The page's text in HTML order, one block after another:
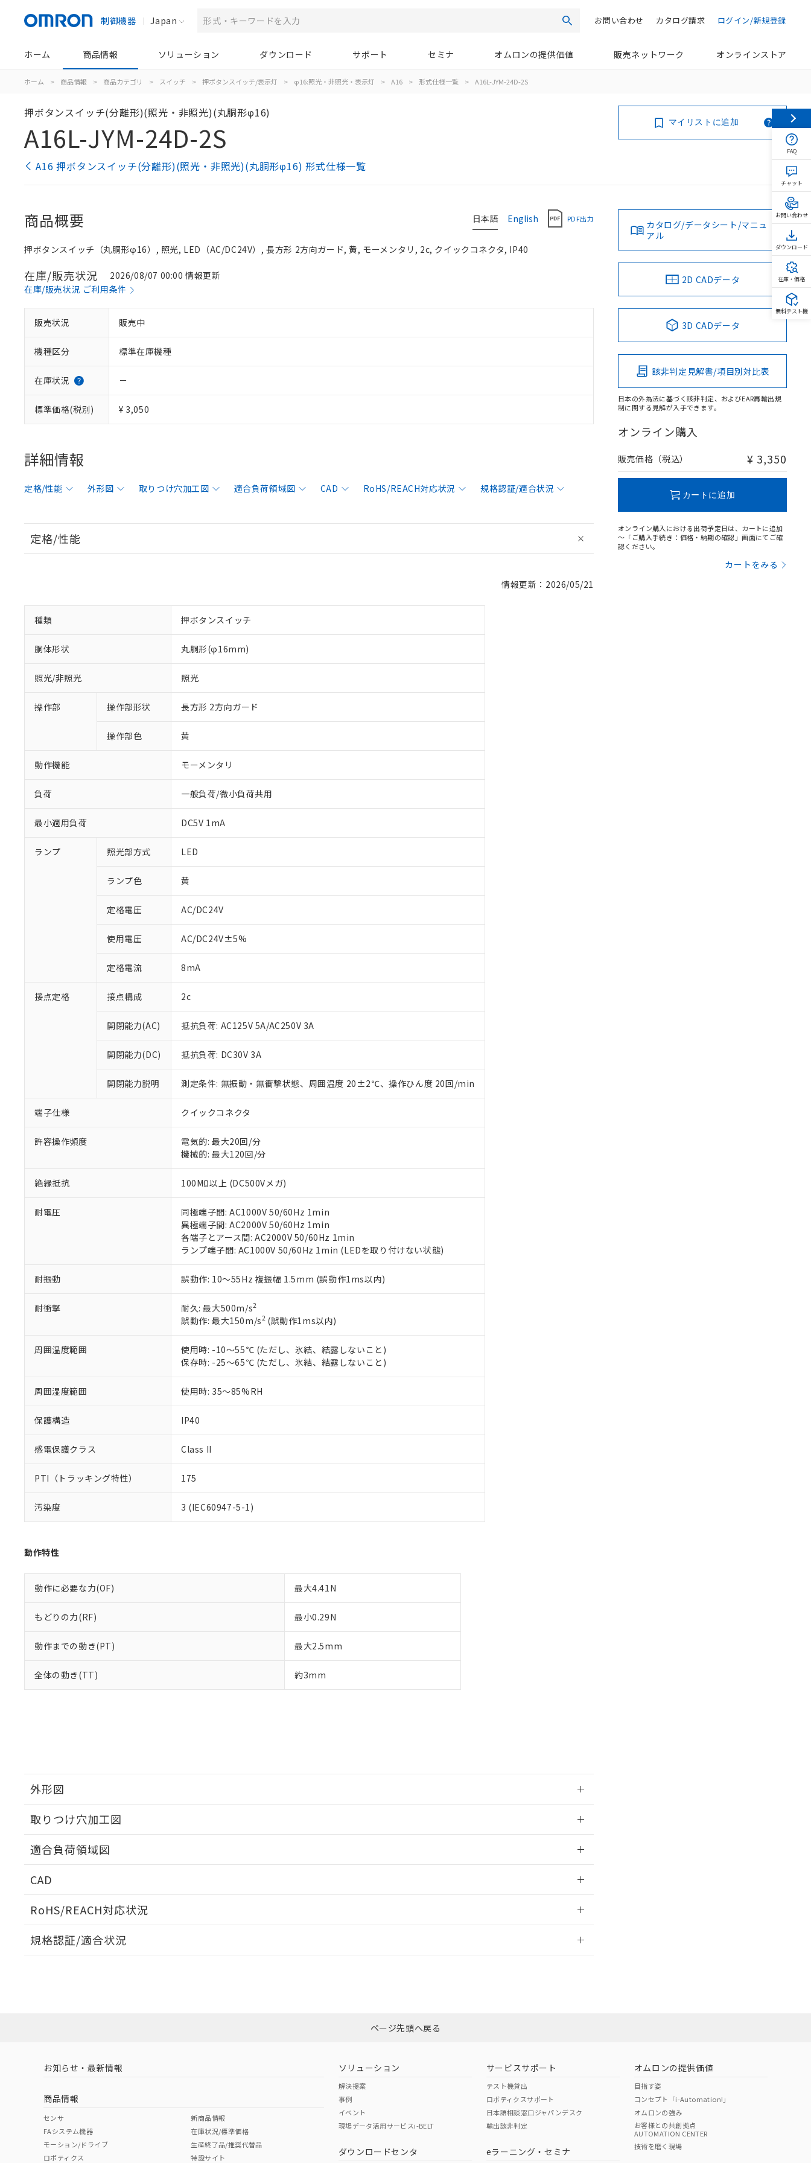
制御機器 Japan 検索 ログイン/新規登録
カタログ請求
お問い合わせ
ホーム 商品情報 ソリューション ダウンロード サポート セミナ オムロンの提供価値 販売ネットワーク オンラインストア
ホーム > 商品情報 > 商品カテゴリ > スイッチ > 押ボタンスイッチ/表示灯 > φ16:照光・非照光・表示灯 > A16 > 形式仕様一覧 > A16L-JYM-24D-2S
押ボタンスイッチ(分離形)(照光・非照光)(丸胴形φ16)
A16L-JYM-24D-2S
A16 押ボタンスイッチ(分離形)(照光・非照光)(丸胴形φ16) 形式仕様一覧
マイリストに追加
日本語 English PDF出力
商品概要
押ボタンスイッチ（丸胴形φ16）, 照光, LED（AC/DC24V）, 長方形 2方向ガード, 黄, モーメンタリ, 2c, クイックコネクタ, IP40
在庫/販売状況
2026/08/07 00:00 情報更新
在庫/販売状況 ご利用条件
販売状況 販売中
機種区分 標準在庫機種
在庫状況 －
標準価格(税別) ¥ 3,050
詳細情報
定格/性能 外形図 取りつけ穴加工図 適合負荷領域図 CAD RoHS/REACH対応状況 規格認証/適合状況
定格/性能
情報更新：2026/05/21
種類 押ボタンスイッチ
胴体形状 丸胴形(φ16mm)
照光/非照光 照光
操作部 操作部形状 長方形 2方向ガード
操作部色 黄
動作機能 モーメンタリ
負荷 一般負荷/微小負荷共用
最小適用負荷 DC5V 1mA
ランプ 照光部方式 LED
ランプ色 黄
定格電圧 AC/DC24V
使用電圧 AC/DC24V±5%
定格電流 8mA
接点定格 接点構成 2c
開閉能力(AC) 抵抗負荷: AC125V 5A/AC250V 3A
開閉能力(DC) 抵抗負荷: DC30V 3A
開閉能力説明 測定条件: 無振動・無衝撃状態、周囲温度 20±2℃、操作ひん度 20回/min
端子仕様 クイックコネクタ
許容操作頻度
電気的: 最大20回/分
機械的: 最大120回/分
絶縁抵抗 100MΩ以上 (DC500Vメガ)
耐電圧
同極端子間: AC1000V 50/60Hz 1min
異極端子間: AC2000V 50/60Hz 1min
各端子とアース間: AC2000V 50/60Hz 1min
ランプ端子間: AC1000V 50/60Hz 1min (LEDを取り付けない状態)
耐振動 誤動作: 10～55Hz 複振幅 1.5mm (誤動作1ms以内)
耐衝撃 耐久: 最大500m/s2
誤動作: 最大150m/s2(誤動作1ms以内)
周囲温度範囲
使用時: -10～55℃ (ただし、氷結、結露しないこと)
保存時: -25～65℃ (ただし、氷結、結露しないこと)
周囲湿度範囲 使用時: 35～85%RH
保護構造 IP40
感電保護クラス Class II
PTI（トラッキング特性） 175
汚染度 3 (IEC60947-5-1)
動作特性
動作に必要な力(OF) 最大4.41N
もどりの力(RF) 最小0.29N
動作までの動き(PT) 最大2.5mm
全体の動き(TT) 約3mm
外形図
取りつけ穴加工図
適合負荷領域図
CAD
RoHS/REACH対応状況
EU RoHS 注意事項・凡例
ダウンロードはこちら
中国 RoHS 注意事項・凡例
中国 RoHS表
Pb Hg Cr(VI)
規格認証/適合状況
（イギリス
（ノルウェー
（日本
（アメリカ
この製品の規格認証/適合状況ページへ
カタログ/データシート/マニュ
アル
2D CADデータ
3D CADデータ
該非判定見解書/項目別対比表
日本の外為法に基づく該非判定、およびEAR再輸出規
制に関する見解が入手できます。
オンライン購入
販売価格（税込） ¥ 3,350
カートに追加
オンライン購入における出荷予定日は、カートに追加
～「ご購入手続き：価格・納期の確認」画面にてご確
認ください。
カートをみる
ご利用条件
本サービスは、当社制御機器事業取扱商品の当社在庫状況および標準価格(税抜)を提供させていただ
くものです。
当社制御機器事業取扱商品の中には、本サービスの対象外となる商品もあることをご了承ください。
のであり、閲覧された時点での実際の在庫および標準価格とは異なる場合があることをご了承くださ
い。
正式な納期状況および標準価格はお客様のお取引先、またはお客様担当のオムロン制御機器販売店・
当社販売員にご相談ください。
オムロン制御機器販売店や当社販売拠点は「
在庫状況および標準価格結果を当社の事前の承諾なく第三者に漏洩または開示しないようお願いしま
す。
マイパーツ機能（部品リスト作成サービス）をご利用いただくには、I-Webメンバーズにご登録され
ている必要があります。
お客様が当ウェブサイト上で当社にご登録された部品リストについて、当社および当社の共同利用者
が、当社の製品・サービスに関するお客様との取引・商談に必要な範囲で利用することをご了承くだ
さい。
※当社の共同利用者とは、 "個人情報の共同利用に関して"
対応済み：EU RoHS指令（10物質）の非含有に対応した製品が提供可能な商品です。
対応予定：EU RoHS指令（10物質）の非含有に対応した製品に切り替える予定のある商品です。
対応予定なし：EU RoHS指令（10物質）の非含有に非対応の商品で、対応品を出す予定はありません。
調査・確認中：EU RoHS指令（10物質）の非含有の対応状況を調査中または確認中の商品です。
仕入先様の事情により、非含有部品としていたものが、含有品と判明した場合などやむを得ず変更すること
があります。
*EU RoHS指令（10物質）：
六価クロム(Cr(Ⅵ)) 1000ppm以下、ポリ臭化ビフェニル類(PBB) 1000ppm以下、ポリ臭化ジフェニルエーテル類(PBDE) 1000ppm以下、
フタル酸ビス(2-エチルヘキシル) (DEHP)(別名：DOP) 1000ppm以下、フタル酸ブチルベンジル（BBP） 1000ppm以下、フタル酸ジブチ
ル（DBP） 1000ppm以下、フタル酸ジイソブチル (DIBP) 1000ppm以下
但し、RoHS指令で産業用監視および制御機器に対する適用除外項目は除く。
フタル酸エステル類の４物質については閾値を超える意図的な使用がないことを確認しています。
※2 対応予定月
部品在庫の切り替え状況などにより、予定月が前後することがあります。
※3 非含有証明書ダウンロード
下記の非含有証明書をダウンロードすることができます。
51物質の非含有証明書（当社基準）
※本証明書は発行日時点で非含有を証明するもので、過去に遡って非含有を証明するものではありません。
また、RoHS指令のフタル酸エステル類４物質の対応では、対応完了までの期間は出荷製品に未対応品が
混在することから備考欄に対応日を記載しておりました。
既に当社にて対応品への在庫切替を完了していることから、特段のことがない限り、2022年1月12日よ
り割愛しております。
※1 中国RoHS○×表
「○」：最大均質材料含有率が中国RoHSの基準値以下であることを示します。
*中国RoHS10物質の基準値 (GB/T26572)：
Pb(鉛) :1000ppm、 Hg(水銀) : 1000ppm、 Cd(カドミウム) : 100ppm、
Cr(Ⅵ)(六価クロム) : 1000ppm、 PBBs(ポリ臭化ビフェニル類) : 1000ppm、 PBDEs(ポリ臭化ジフェニルエーテル類) : 1000ppm、
DBP(フタル酸ジブチル) : 1000ppm、 DIBP(フタル酸ジイソブチル) : 1000ppm、 BBP(フタル酸ブチルベンジル) : 1000ppm、
DEHP(フタル酸ビス(2-エチルヘキシル)) : 1000ppm
※2 環境保護使用期限
「ｅ」：有害物質（10物質）のすべてが基準値以下であることを示します。
「10」：通常の使用状況下において有害物質が外部に漏えいし、環境に深刻な影響を及ぼさない年数を意
味します。
「－」：未確認です。当社販売部門へお問い合わせください。
当社は、これら貴社製品のうち、外国為替および外国貿易法に定める商品（以下｢規制貨物等」とい
う）を輸出または国外への提供する場合は、日本国政府の輸出許可(または役務取引許可)を取得する
などの必要な手続きをとります。
ます。
当社は貴社製品を、核兵器、ミサイル、化学兵器、生物兵器またはその他武器並びにこれらの製造装
当社は、貴社製品を第三者に販売する場合は、上記1、2および3の内容を当該第三者に通知します。
また当社は、販売先および販売に係わる関係者が違法に輸出するおそれがある場合は、取り引きをい
たしません。
記
号
説明
○ 一定数以上の在庫あり
△ 一定数には満たないが在庫あり
－
在庫なし(最新の在庫状況については、お客様のお取引先、またはお客様担当のオムロン制御
機器販売店・当社販売員にご確認ください)
空
受注生産機種、また在庫状況の情報を公開していない機種
ページ先頭へ戻る
お知らせ・最新情報
商品情報
センサ
FAシステム機器
モーション/ドライブ
ロボティクス
新商品情報
在庫状況/標準価格
生産終了品/推奨代替品
特設サイト
ソリューション
解決提案
事例
イベント
現場データ活用サービスi-BELT
ダウンロードセンタ
サービスサポート
テスト機貸出
ロボティクスサポート
日本語相談窓口ジャパンデスク
輸出該非判定
eラーニング・セミナ
オムロンの提供価値
目指す姿
コンセプト「i-Automation!」
オムロンの強み
お客様との共創拠点
AUTOMATION CENTER
技術を磨く現場
FAQ
チャット
お問い合わせ
ダウンロード
在庫・価格
無料テスト機